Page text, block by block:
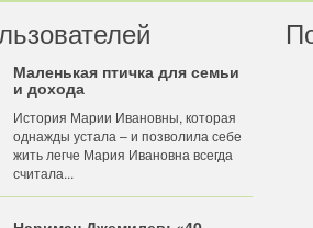
Маленькая птичка для семьи
и дохода
История Марии Ивановны, которая
однажды устала – и позволила себе
жить легче Мария Ивановна всегда
считала...